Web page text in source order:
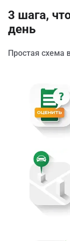
3 шага,
день
Простая схема